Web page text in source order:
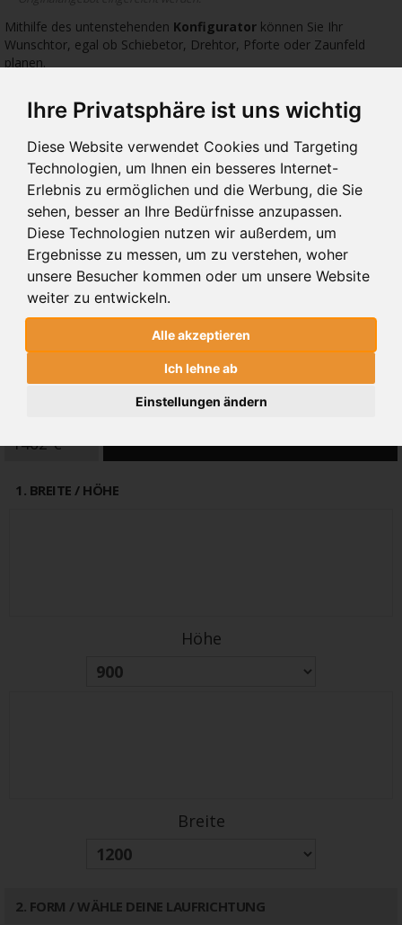
Ihre Privatsphäre ist uns wichtig
Diese Website verwendet Cookies und Targeting
Technologien, um Ihnen ein besseres Internet-
Erlebnis zu ermöglichen und die Werbung, die Sie
sehen, besser an Ihre Bedürfnisse anzupassen.
Diese Technologien nutzen wir außerdem, um
Ergebnisse zu messen, um zu verstehen, woher
unsere Besucher kommen oder um unsere Website
weiter zu entwickeln.
Alle akzeptieren
Ich lehne ab
Einstellungen ändern
Mithilfe des untenstehenden Konfigurator können Sie Ihr
Wunschtor, egal ob Schiebetor, Drehtor, Pforte oder Zaunfeld
planen.
sowie das gewünschte Zubehör ein.
BARCELONA
1169 €
10.01
591 €
PFORTEN BARCELONA
CLASSIC SYSTEM
1402 €
1 . BREITE / HÖHE
Höhe
Breite
2. FORM / WÄHLE DEINE LAUFRICHTUNG